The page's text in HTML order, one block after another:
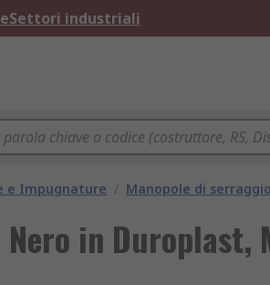
Settori industriali
e Impugnature / Manopole di serraggio
in Duroplast,